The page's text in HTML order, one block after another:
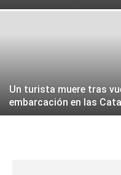
Un turista muere tras
embarcación en las